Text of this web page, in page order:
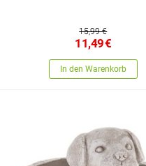
15,99 €
11,49€
In den Warenkorb